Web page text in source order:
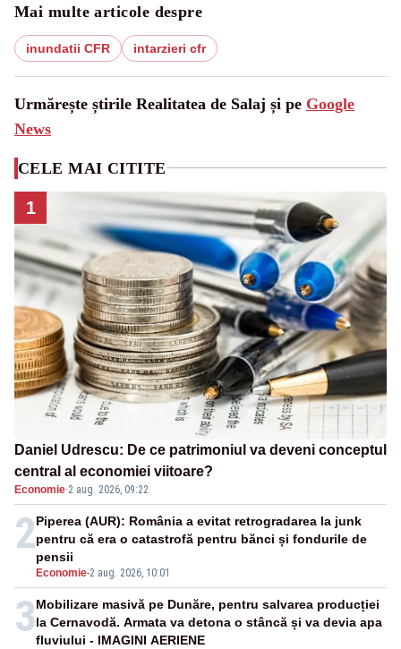
Mai multe articole despre
inundatii CFR intarzieri cfr
Urmărește știrile Realitatea de Salaj și pe Google
News
CELE MAI CITITE
1
Daniel Udrescu: De ce patrimoniul va deveni conceptul
central al economiei viitoare?
Economie·2 aug. 2026, 09:22
2
Economie-2 aug. 2026, 10:01
Piperea (AUR): România a evitat retrogradarea la junk
pentru că era o catastrofă pentru bănci și fondurile de
pensii
3Mobilizare masivă pe Dunăre, pentru salvarea producției
la Cernavodă. Armata va detona o stâncă și va devia apa
fluviului - IMAGINI AERIENE